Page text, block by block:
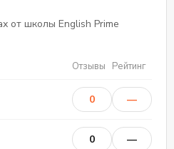
от школы English Prime
Отзывы Рейтинг
0 —
0 —